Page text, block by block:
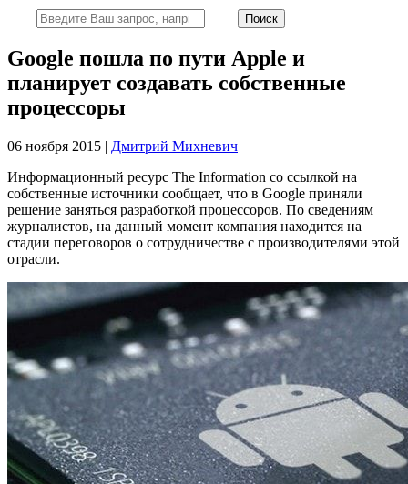
Google пошла по пути Apple и
планирует создавать собственные
процессоры
06 ноября 2015 | Дмитрий Михневич
Информационный ресурс The Information со ссылкой на
собственные источники сообщает, что в Google приняли
решение заняться разработкой процессоров. По сведениям
журналистов, на данный момент компания находится на
стадии переговоров о сотрудничестве с производителями этой
отрасли.